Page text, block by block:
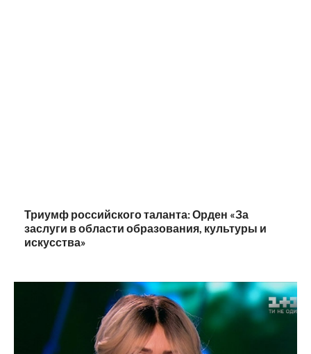
Триумф российского таланта: Орден «За
заслуги в области образования, культуры и
искусства»